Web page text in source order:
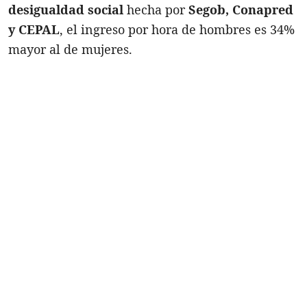
desigualdad social hecha porSegob, Conapred
y CEPAL, el ingreso por hora de hombres es 34%
mayor al de mujeres.